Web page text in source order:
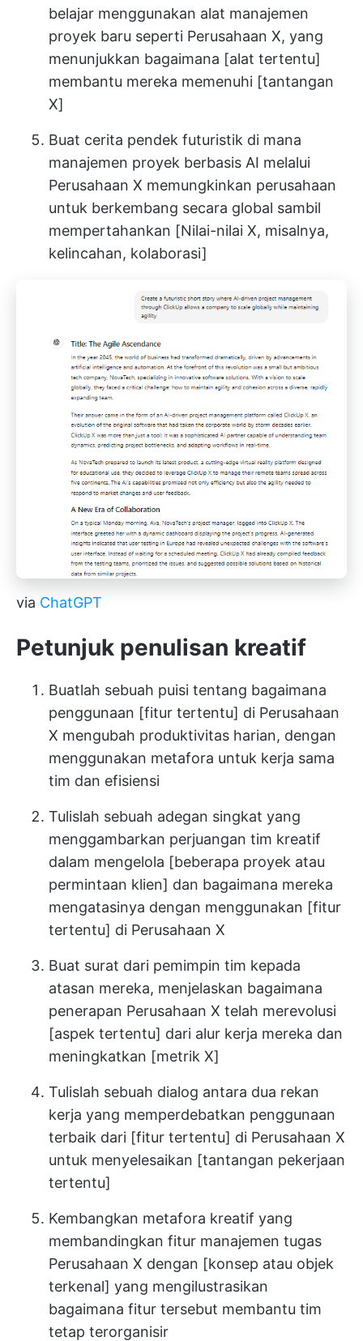
belajar menggunakan alat manajemen
proyek baru seperti Perusahaan X, yang
menunjukkan bagaimana [alat tertentu]
membantu mereka memenuhi [tantangan
X]
Buat cerita pendek futuristik di mana
manajemen proyek berbasis AI melalui
Perusahaan X memungkinkan perusahaan
untuk berkembang secara global sambil
mempertahankan [Nilai-nilai X, misalnya,
kelincahan, kolaborasi]
via ChatGPT
Petunjuk penulisan kreatif
Buatlah sebuah puisi tentang bagaimana
penggunaan [fitur tertentu] di Perusahaan
X mengubah produktivitas harian, dengan
menggunakan metafora untuk kerja sama
tim dan efisiensi
Tulislah sebuah adegan singkat yang
menggambarkan perjuangan tim kreatif
dalam mengelola [beberapa proyek atau
permintaan klien] dan bagaimana mereka
mengatasinya dengan menggunakan [fitur
tertentu] di Perusahaan X
Buat surat dari pemimpin tim kepada
atasan mereka, menjelaskan bagaimana
penerapan Perusahaan X telah merevolusi
[aspek tertentu] dari alur kerja mereka dan
meningkatkan [metrik X]
Tulislah sebuah dialog antara dua rekan
kerja yang memperdebatkan penggunaan
terbaik dari [fitur tertentu] di Perusahaan X
untuk menyelesaikan [tantangan pekerjaan
tertentu]
Kembangkan metafora kreatif yang
membandingkan fitur manajemen tugas
Perusahaan X dengan [konsep atau objek
terkenal] yang mengilustrasikan
bagaimana fitur tersebut membantu tim
tetap terorganisir